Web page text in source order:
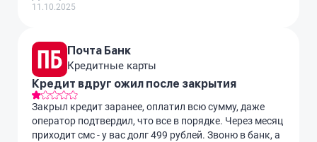
11.10.2025
Почта Банк
Кредитные карты
Кредит вдруг ожил после закрытия
Закрыл кредит заранее, оплатил всю сумму, даже
оператор подтвердил, что все в порядке. Через месяц
приходит смс - у вас долг 499 рублей. Звоню в банк, а